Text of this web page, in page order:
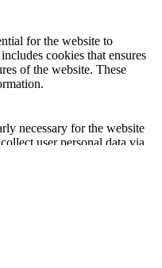
for the website to
cookies that ensures
of the website. These
necessary for the website
user personal data via